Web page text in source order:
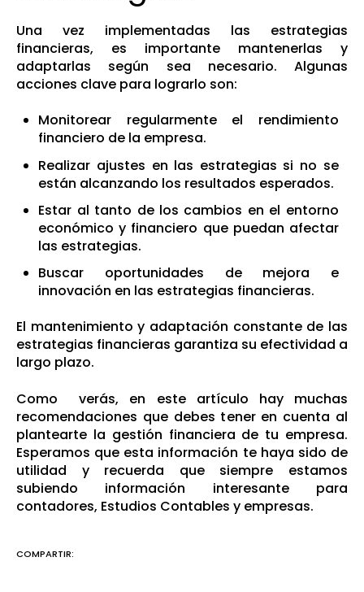
Una vez implementadas las estrategias
financieras, es importante mantenerlas y
adaptarlas según sea necesario. Algunas
acciones clave para lograrlo son:
Monitorear regularmente el rendimiento
financiero de la empresa.
Realizar ajustes en las estrategias si no se
están alcanzando los resultados esperados.
Estar al tanto de los cambios en el entorno
económico y financiero que puedan afectar
las estrategias.
Buscar oportunidades de mejora e
innovación en las estrategias financieras.
El mantenimiento y adaptación constante de las
estrategias financieras garantiza su efectividad a
largo plazo.
Como verás, en este artículo hay muchas
recomendaciones que debes tener en cuenta al
plantearte la gestión financiera de tu empresa.
Esperamos que esta información te haya sido de
utilidad y recuerda que siempre estamos
subiendo información interesante para
contadores, Estudios Contables y empresas.
COMPARTIR: